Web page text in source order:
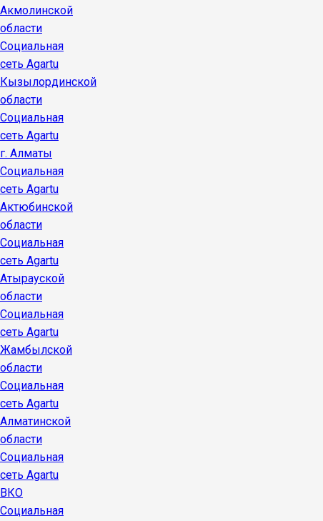
Акмолинской
области
Социальная
сеть Agartu
Кызылординской
области
Социальная
сеть Agartu
г. Алматы
Социальная
сеть Agartu
Актюбинской
области
Социальная
сеть Agartu
Атырауской
области
Социальная
сеть Agartu
Жамбылской
области
Социальная
сеть Agartu
Алматинской
области
Социальная
сеть Agartu
ВКО
Социальная